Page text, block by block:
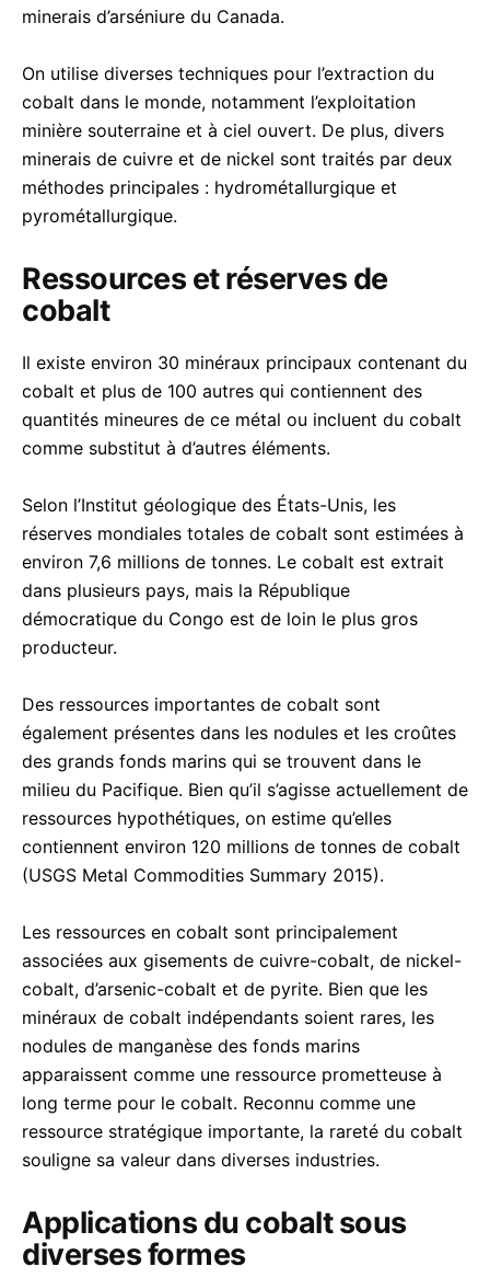
minerais d’arséniure du Canada.
On utilise diverses techniques pour l’extraction du
cobalt dans le monde, notamment l’exploitation
minière souterraine et à ciel ouvert. De plus, divers
minerais de cuivre et de nickel sont traités par deux
méthodes principales : hydrométallurgique et
pyrométallurgique.
Ressources et réserves de
cobalt
Il existe environ 30 minéraux principaux contenant du
cobalt et plus de 100 autres qui contiennent des
quantités mineures de ce métal ou incluent du cobalt
comme substitut à d’autres éléments.
Selon l’Institut géologique des États-Unis, les
réserves mondiales totales de cobalt sont estimées à
environ 7,6 millions de tonnes. Le cobalt est extrait
dans plusieurs pays, mais la République
démocratique du Congo est de loin le plus gros
producteur.
Des ressources importantes de cobalt sont
également présentes dans les nodules et les croûtes
des grands fonds marins qui se trouvent dans le
milieu du Pacifique. Bien qu’il s’agisse actuellement de
ressources hypothétiques, on estime qu’elles
contiennent environ 120 millions de tonnes de cobalt
(USGS Metal Commodities Summary 2015).
Les ressources en cobalt sont principalement
associées aux gisements de cuivre-cobalt, de nickel-
cobalt, d’arsenic-cobalt et de pyrite. Bien que les
minéraux de cobalt indépendants soient rares, les
nodules de manganèse des fonds marins
apparaissent comme une ressource prometteuse à
long terme pour le cobalt. Reconnu comme une
ressource stratégique importante, la rareté du cobalt
souligne sa valeur dans diverses industries.
Applications du cobalt sous
diverses formes